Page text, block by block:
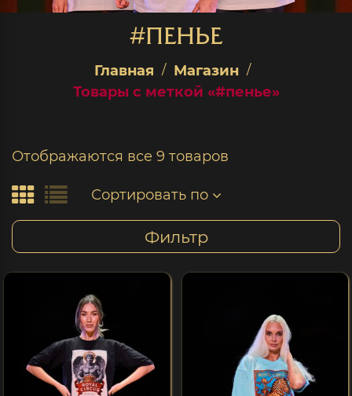
#ПЕНЬЕ
Главная
Магазин
Товары с меткой «#пенье»
Отображаются все 9 товаров
Сортировать по
Фильтр